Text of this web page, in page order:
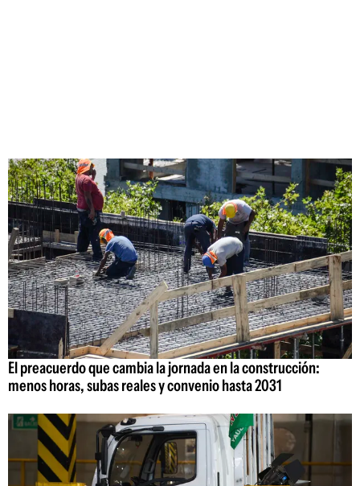
El preacuerdo que cambia la jornada en la construcción:
menos horas, subas reales y convenio hasta 2031